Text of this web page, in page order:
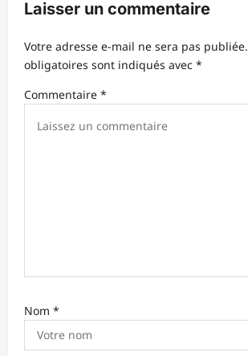
o
n
d
’
Laisser un commentaire
Votre adresse e-mail ne sera pas publiée.
obligatoires sont indiqués avec *
Commentaire *
Nom *